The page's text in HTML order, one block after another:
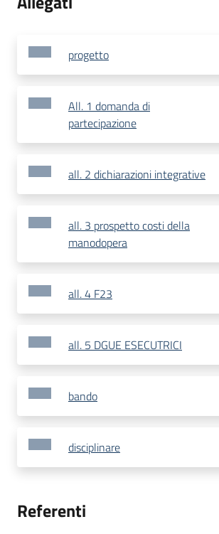
progetto
All. 1 domanda di
partecipazione
all. 2 dichiarazioni integrative
all. 3 prospetto costi della
manodopera
all. 4 F23
all. 5 DGUE ESECUTRICI
bando
disciplinare
Referenti